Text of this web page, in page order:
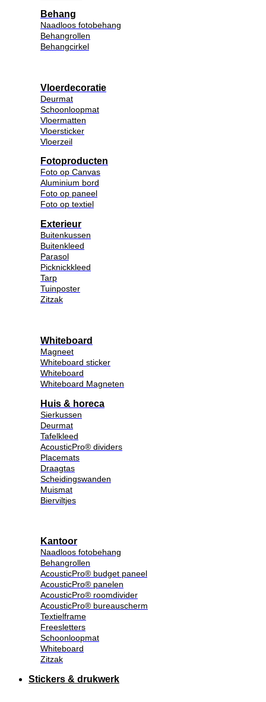
Behang
Naadloos fotobehang
Behangrollen
Behangcirkel
Vloerdecoratie
Deurmat
Schoonloopmat
Vloermatten
Vloersticker
Vloerzeil
Fotoproducten
Foto op Canvas
Aluminium bord
Foto op paneel
Foto op textiel
Exterieur
Buitenkussen
Buitenkleed
Parasol
Picknickkleed
Tarp
Tuinposter
Zitzak
Whiteboard
Magneet
Whiteboard sticker
Whiteboard
Whiteboard Magneten
Huis & horeca
Sierkussen
Deurmat
Tafelkleed
AcousticPro® dividers
Placemats
Draagtas
Scheidingswanden
Muismat
Bierviltjes
Kantoor
Naadloos fotobehang
Behangrollen
AcousticPro® budget paneel
AcousticPro® panelen
AcousticPro® roomdivider
AcousticPro® bureauscherm
Textielframe
Freesletters
Schoonloopmat
Whiteboard
Zitzak
Stickers & drukwerk